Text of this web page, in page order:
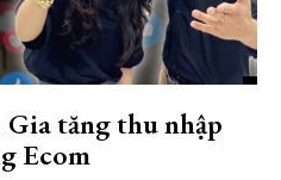
tăng thu nhập
Ecom